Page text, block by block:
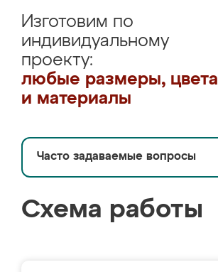
Изготовим по
индивидуальному
проекту:
любые размеры, цвета
и материалы
Часто задаваемые вопросы
Схема работы